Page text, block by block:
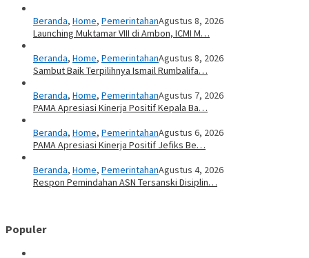
Beranda, Home, PemerintahanAgustus 8, 2026
Launching Muktamar VIII di Ambon, ICMI M…
Beranda, Home, PemerintahanAgustus 8, 2026
Sambut Baik Terpilihnya Ismail Rumbalifa…
Beranda, Home, PemerintahanAgustus 7, 2026
PAMA Apresiasi Kinerja Positif Kepala Ba…
Beranda, Home, PemerintahanAgustus 6, 2026
PAMA Apresiasi Kinerja Positif Jefiks Be…
Beranda, Home, PemerintahanAgustus 4, 2026
Respon Pemindahan ASN Tersanski Disiplin…
Populer